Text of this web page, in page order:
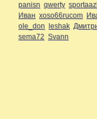
panisn qwerty
Иван xoso66rucom
ole_don leshak
sema72 Svann